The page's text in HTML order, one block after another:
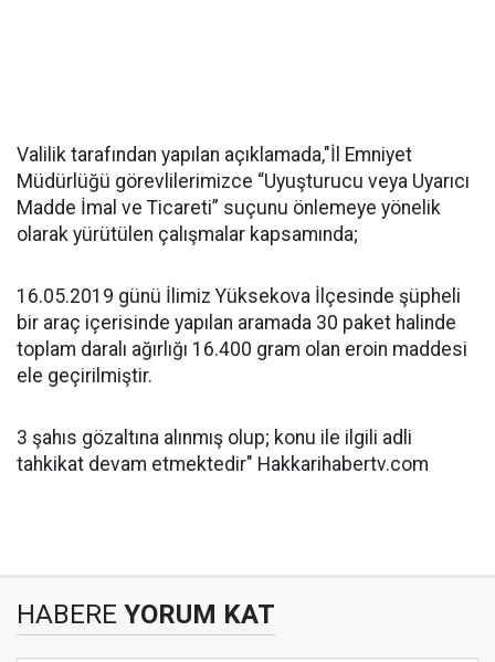
Valilik tarafından yapılan açıklamada,"İl Emniyet
Müdürlüğü görevlilerimizce “Uyuşturucu veya Uyarıcı
Madde İmal ve Ticareti” suçunu önlemeye yönelik
olarak yürütülen çalışmalar kapsamında;
16.05.2019 günü İlimiz Yüksekova İlçesinde şüpheli
bir araç içerisinde yapılan aramada 30 paket halinde
toplam daralı ağırlığı 16.400 gram olan eroin maddesi
ele geçirilmiştir.
3 şahıs gözaltına alınmış olup; konu ile ilgili adli
tahkikat devam etmektedir" Hakkarihabertv.com
HABERE YORUM KAT